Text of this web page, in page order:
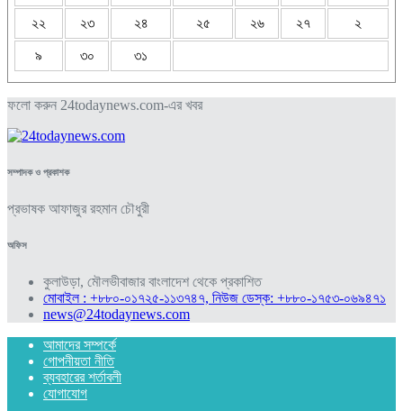
২২ ২৩ ২৪ ২৫ ২৬ ২৭ ২
৯ ৩০ ৩১
ফলো করুন 24todaynews.com-এর খবর
সম্পাদক ও প্রকাশক
প্রভাষক আফাজুর রহমান চৌধুরী
অফিস
কুলাউড়া, মৌলভীবাজার বাংলাদেশ থেকে প্রকাশিত
মোবাইল : +৮৮০-০১৭২৫-১১৩৭৪৭, নিউজ ডেস্ক: +৮৮০-১৭৫৩-০৬৯৪৭১
news@24todaynews.com
আমাদের সম্পর্কে
গোপনীয়তা নীতি
ব্যবহারের শর্তাবলী
যোগাযোগ